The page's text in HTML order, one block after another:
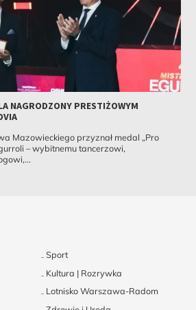
NAGRODZONY PRESTIŻOWYM
Mazowieckiego przyznał medal „Pro
– wybitnemu tancerzowi,
Sport
Kultura | Rozrywka
Lotnisko Warszawa-Radom